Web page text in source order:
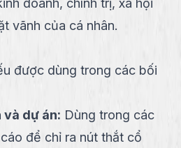
doanh, chính trị, xã hội
vãnh của cá nhân.
được dùng trong các bối
và dự án: Dùng trong các
để chỉ ra nút thắt cổ